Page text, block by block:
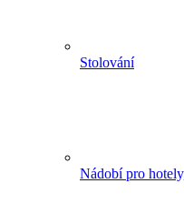
Stolování
Nádobí pro